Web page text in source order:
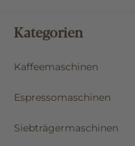
Kategorien
Kaffeemaschinen
Espressomaschinen
Siebträgermaschinen